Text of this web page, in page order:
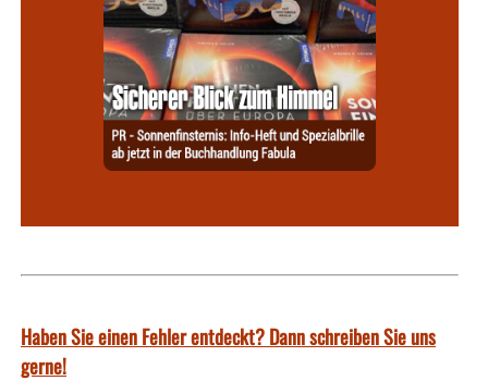
Haben Sie einen Fehler entdeckt? Dann schreiben Sie uns
gerne!